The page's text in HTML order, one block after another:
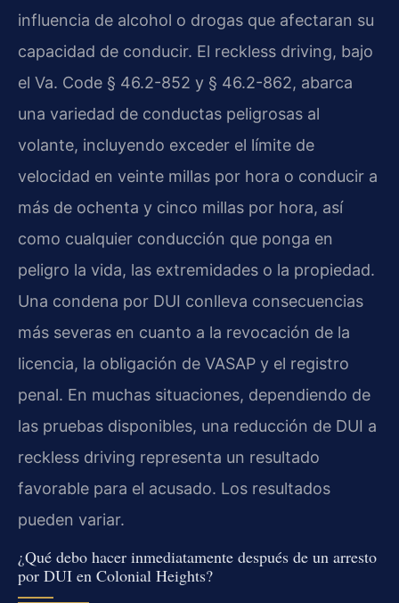
influencia de alcohol o drogas que afectaran su
capacidad de conducir. El reckless driving, bajo
el Va. Code § 46.2-852 y § 46.2-862, abarca
una variedad de conductas peligrosas al
volante, incluyendo exceder el límite de
velocidad en veinte millas por hora o conducir a
más de ochenta y cinco millas por hora, así
como cualquier conducción que ponga en
peligro la vida, las extremidades o la propiedad.
Una condena por DUI conlleva consecuencias
más severas en cuanto a la revocación de la
licencia, la obligación de VASAP y el registro
penal. En muchas situaciones, dependiendo de
las pruebas disponibles, una reducción de DUI a
reckless driving representa un resultado
favorable para el acusado. Los resultados
pueden variar.
¿Qué debo hacer inmediatamente después de un arresto
por DUI en Colonial Heights?